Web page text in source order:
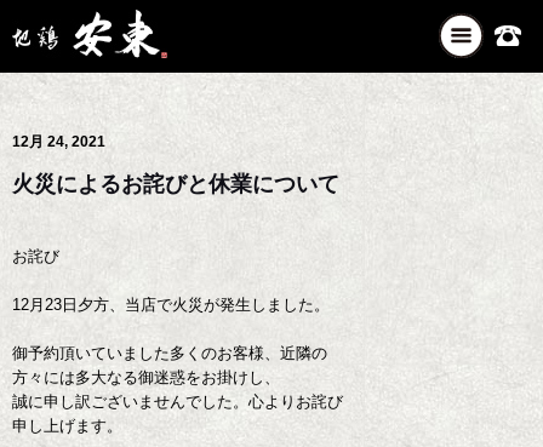
ナ
ビ
ゲ
シ
12月 24, 2021
火災によるお詫びと休業について
お詫び
12月23日夕方、当店で火災が発生しました。
御予約頂いていました多くのお客様、近隣の
方々には多大なる御迷惑をお掛けし、
誠に申し訳ございませんでした。心よりお詫び
申し上げます。